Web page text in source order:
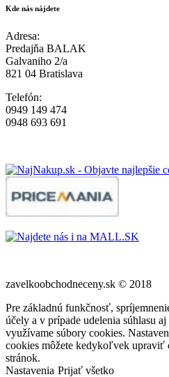
Kde nás nájdete
Adresa:
Predajňa BALAK
Galvaniho 2/a
821 04 Bratislava
Telefón:
0949 149 474
0948 693 691
zavelkoobchodneceny.sk © 2018
Pre základnú funkčnosť,
účely a v prípade udelenia súhlasu
využívame súbory cookies.
cookies môžete kedykoľvek upraviť
stránok.
Nastavenia Prijať všetko